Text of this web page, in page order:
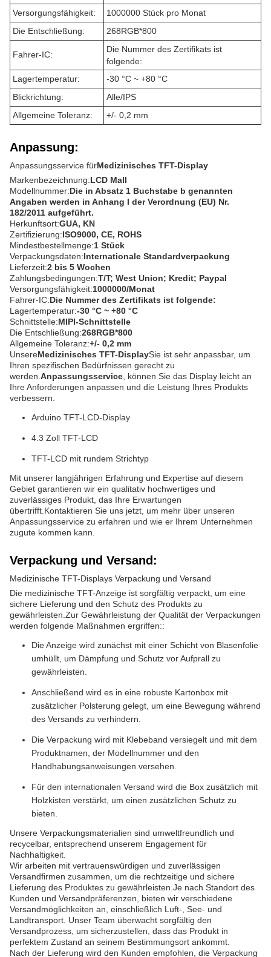
Versorgungsfähigkeit:
1000000 Stück pro Monat
Die Entschließung:
268RGB*800
Fahrer-IC:
Die Nummer des Zertifikats ist
folgende:
Lagertemperatur:
-30 °C ~ +80 °C
Blickrichtung:
Alle/IPS
Allgemeine Toleranz:
+/- 0,2 mm
Anpassung:
Anpassungsservice fürMedizinisches TFT-Display
Markenbezeichnung:LCD Mall
Modellnummer:Die in Absatz 1 Buchstabe b genannten
Angaben werden in Anhang I der Verordnung (EU) Nr.
182/2011 aufgeführt.
Herkunftsort:GUA, KN
Zertifizierung:ISO9000, CE, ROHS
Mindestbestellmenge:1 Stück
Verpackungsdaten:Internationale Standardverpackung
Lieferzeit:2 bis 5 Wochen
Zahlungsbedingungen:T/T; West Union; Kredit; Paypal
Versorgungsfähigkeit:1000000/Monat
Fahrer-IC:Die Nummer des Zertifikats ist folgende:
Lagertemperatur:-30 °C ~ +80 °C
Schnittstelle:MIPI-Schnittstelle
Die Entschließung:268RGB*800
Allgemeine Toleranz:+/- 0,2 mm
UnsereMedizinisches TFT-DisplaySie ist sehr anpassbar, um
Ihren spezifischen Bedürfnissen gerecht zu
werden. Anpassungsservice , können Sie das Display leicht an
Ihre Anforderungen anpassen und die Leistung Ihres Produkts
verbessern.
Arduino TFT-LCD-Display
4.3 Zoll TFT-LCD
TFT-LCD mit rundem Strichtyp
Mit unserer langjährigen Erfahrung und Expertise auf diesem
Gebiet garantieren wir ein qualitativ hochwertiges und
zuverlässiges Produkt, das Ihre Erwartungen
übertrifft.Kontaktieren Sie uns jetzt, um mehr über unseren
Anpassungsservice zu erfahren und wie er Ihrem Unternehmen
zugute kommen kann.
Verpackung und Versand:
Medizinische TFT-Displays Verpackung und Versand
Die medizinische TFT-Anzeige ist sorgfältig verpackt, um eine
sichere Lieferung und den Schutz des Produkts zu
gewährleisten.Zur Gewährleistung der Qualität der Verpackungen
werden folgende Maßnahmen ergriffen::
Die Anzeige wird zunächst mit einer Schicht von Blasenfolie
umhüllt, um Dämpfung und Schutz vor Aufprall zu
gewährleisten.
Anschließend wird es in eine robuste Kartonbox mit
zusätzlicher Polsterung gelegt, um eine Bewegung während
des Versands zu verhindern.
Die Verpackung wird mit Klebeband versiegelt und mit dem
Produktnamen, der Modellnummer und den
Handhabungsanweisungen versehen.
Für den internationalen Versand wird die Box zusätzlich mit
Holzkisten verstärkt, um einen zusätzlichen Schutz zu
bieten.
Unsere Verpackungsmaterialien sind umweltfreundlich und
recycelbar, entsprechend unserem Engagement für
Nachhaltigkeit.
Wir arbeiten mit vertrauenswürdigen und zuverlässigen
Versandfirmen zusammen, um die rechtzeitige und sichere
Lieferung des Produktes zu gewährleisten.Je nach Standort des
Kunden und Versandpräferenzen, bieten wir verschiedene
Versandmöglichkeiten an, einschließlich Luft-, See- und
Landtransport. Unser Team überwacht sorgfältig den
Versandprozess, um sicherzustellen, dass das Produkt in
perfektem Zustand an seinem Bestimmungsort ankommt.
Nach der Lieferung wird den Kunden empfohlen, die Verpackung